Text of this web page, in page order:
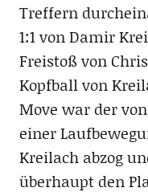
Treffern
1:1 von Damir
Freistoß von
Kopfball von
Move war der
einer
Kreilach abzog
überhaupt den